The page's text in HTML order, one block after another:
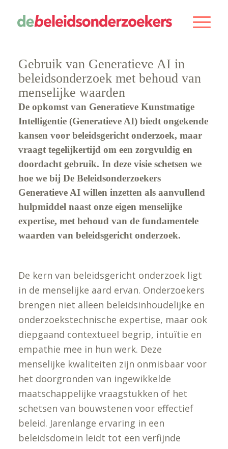
Gebruik van Generatieve AI in
beleidsonderzoek met behoud van
menselijke waarden
De opkomst van Generatieve Kunstmatige
Intelligentie (Generatieve AI) biedt ongekende
kansen voor beleidsgericht onderzoek, maar
vraagt tegelijkertijd om een zorgvuldig en
doordacht gebruik. In deze visie schetsen we
hoe we bij De Beleidsonderzoekers
Generatieve AI willen inzetten als aanvullend
hulpmiddel naast onze eigen menselijke
expertise, met behoud van de fundamentele
waarden van beleidsgericht onderzoek.
De kern van beleidsgericht onderzoek ligt
in de menselijke aard ervan. Onderzoekers
brengen niet alleen beleidsinhoudelijke en
onderzoekstechnische expertise, maar ook
diepgaand contextueel begrip, intuïtie en
empathie mee in hun werk. Deze
menselijke kwaliteiten zijn onmisbaar voor
het doorgronden van ingewikkelde
maatschappelijke vraagstukken of het
schetsen van bouwstenen voor effectief
beleid. Jarenlange ervaring in een
beleidsdomein leidt tot een verfijnde